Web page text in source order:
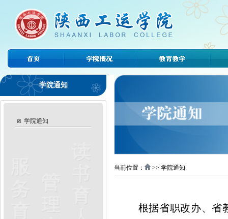
学院通知
学院通知
当前位置： >> 学院通知
根据省职改办、省